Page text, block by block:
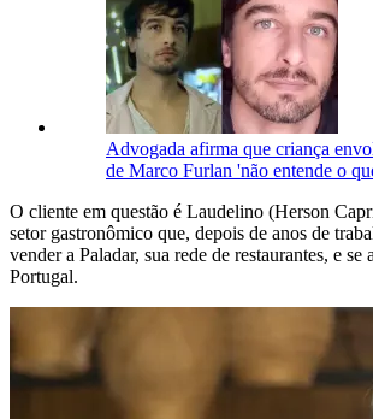
Advogada afirma que criança
de Marco Furlan 'não entende o
O cliente em questão é Laudelino (Herson
setor gastronômico que, depois de anos de
vender a Paladar, sua rede de restaurantes, e se
Portugal.